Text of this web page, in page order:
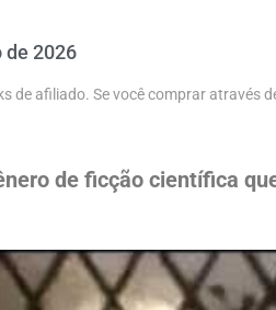
de 2026
de afiliado. Se você comprar através
de ficção científica